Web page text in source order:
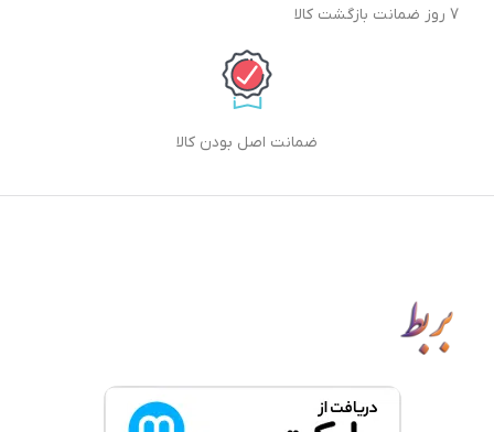
7 روز ضمانت بازگشت کالا
ضمانت اصل بودن کالا